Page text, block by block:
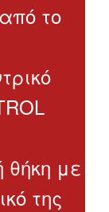
το
θήκη με
της